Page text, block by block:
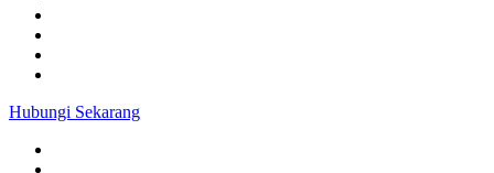
Hubungi Sekarang